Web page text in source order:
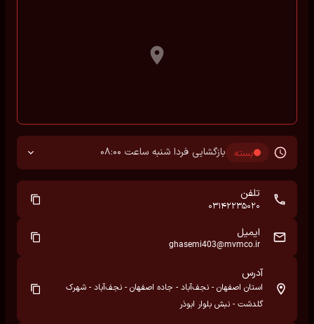
بسته بازگشایی فردا شنبه ساعت 08:00
تلفن
03142235020
ایمیل
ghasemi403@mvmco.ir
آدرس
استان اصفهان - نجف‌آباد - جاده اصفهان - نجف‌آباد - شهرک
گلدشت - نبش بلوار ابوذر